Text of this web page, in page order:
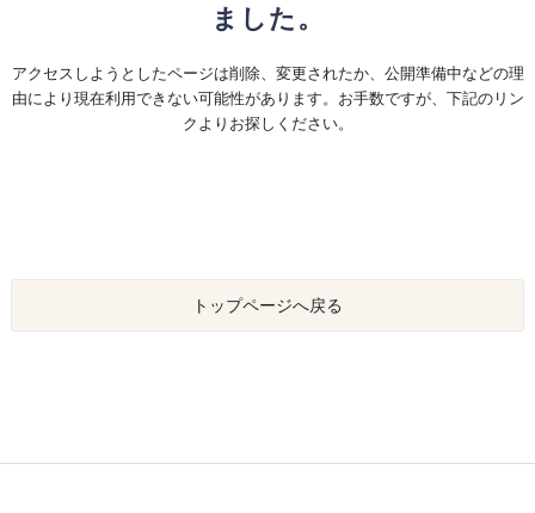
ました。
アクセスしようとしたページは削除、変更されたか、公開準備中などの理
由により現在利用できない可能性があります。お手数ですが、下記のリン
クよりお探しください。
トップページへ戻る